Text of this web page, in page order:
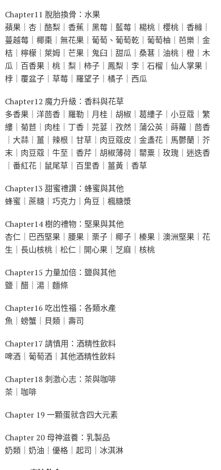
Chapter11 脫胎換骨：水果
蘋果｜杏｜酪梨｜香蕉｜黑莓｜藍莓｜楊桃｜櫻桃｜香櫞｜
蔓越莓｜椰棗｜無花果｜葡萄、葡萄乾｜葡萄柚｜芭樂｜金
桔｜檸檬｜萊姆｜芒果｜鬼臼｜甜瓜｜桑葚｜油桃｜橙｜木
瓜｜百香果｜桃｜梨｜柿子｜鳳梨｜李｜石榴｜仙人掌果｜
桲｜覆盆子｜草莓｜羅望子｜橘子｜西瓜
Chapter12 魔力升級：香料與花草
多香果｜洋茴香｜羅勒｜月桂｜胡椒｜葛縷子｜小豆蔻｜繁
縷｜菊苣｜肉桂｜丁香｜芫荽｜孜然｜蒲公英｜蒔蘿｜茴香
｜大蒜｜薑｜辣根｜甘草｜肉豆蔻皮｜金盞花｜馬鬱蘭｜芥
末｜肉豆蔻｜牛至｜香芹｜胡椒薄荷｜罌粟｜玫瑰｜迷迭香
｜番紅花｜鼠尾草｜百里香｜薑黃｜香草
Chapter13 甜蜜禮讚：蜂蜜與其他
蜂蜜｜蔗糖｜巧克力｜角豆｜楓糖漿
Chapter14 樹的禮物：堅果與其他
杏仁｜巴西堅果｜腰果｜栗子｜椰子｜榛果｜澳洲堅果｜花
生｜長山核桃｜松仁｜開心果｜芝麻｜核桃
Chapter15 力量加倍：鹽與其他
鹽｜醋｜湯｜麵條
Chapter16 吃出性福：各類水產
魚｜螃蟹｜貝類｜壽司
Chapter17 請慎用：酒精性飲料
啤酒｜葡萄酒｜其他酒精性飲料
Chapter18 刺激心志：茶與咖啡
茶｜咖啡
Chapter 19 一顆蛋就含四大元素
Chapter 20 母神滋養：乳製品
奶類｜奶油｜優格｜起司｜冰淇淋